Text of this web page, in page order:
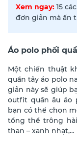
Xem ngay: 15
đơn giản mà ấn
Áo polo phối
Một chiến thuật
quần tây áo polo
giản này sẽ giúp
outfit quần âu áo
bạn có thể chọn
tổng thể trông
than – xanh nhạt,…